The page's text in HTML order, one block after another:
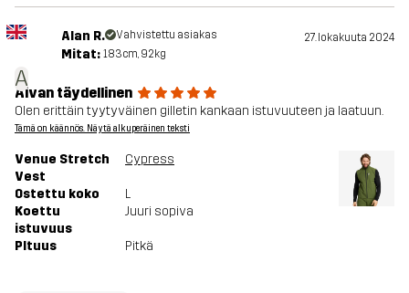
A
Alan R. Vahvistettu asiakas 27. lokakuuta 2024
Mitat: 183cm, 92kg
Aivan täydellinen
Olen erittäin tyytyväinen gilletin kankaan istuvuuteen ja laatuun.
Tämä on käännös. Näytä alkuperäinen teksti
Venue Stretch
Vest
Cypress
Ostettu koko
L
Koettu
istuvuus
Juuri sopiva
PItuus Pitkä